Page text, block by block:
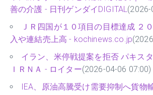
善の介護 - 日刊ゲンダイDIGITAL(2026-
ＪＲ四国が１０項目の目標達成 ２
入や連結売上高 - kochinews.co.jp
イラン、米停戦提案を拒否 パキス
ＩＲＮＡ - ロイター(2026-04-06 07:00)
IEA、原油高騰受け需要抑制へ貨物